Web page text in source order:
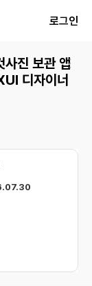
로그인
진 보관 앱
디자이너